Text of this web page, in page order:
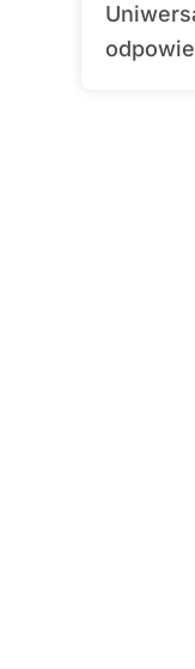
Uniwersalna garderoba to podstawa każdej dobrze skomponowanej stylizacji. Dzięki